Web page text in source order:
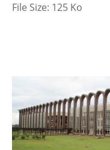
File Size: 125 Ko